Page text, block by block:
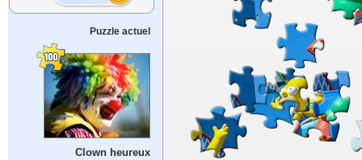
Puzzle actuel
Clown heureux